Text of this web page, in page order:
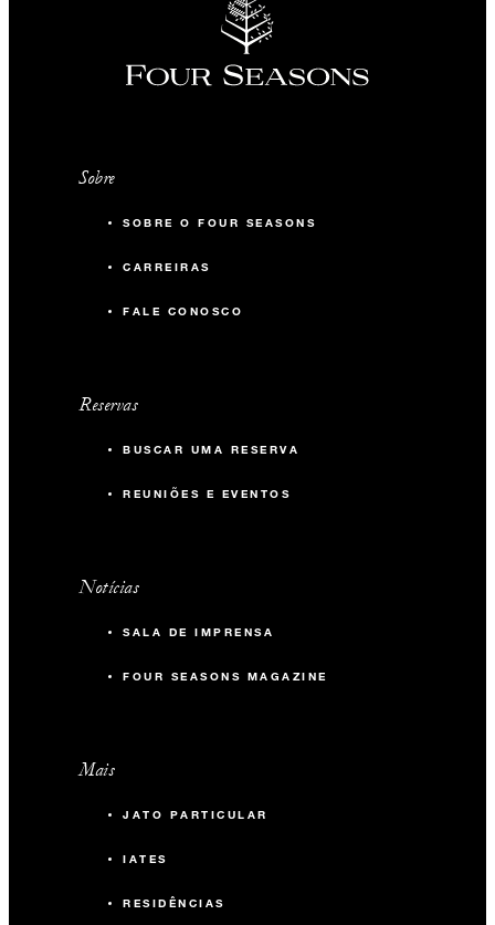
Sobre
SOBRE O FOUR SEASONS
CARREIRAS
FALE CONOSCO
Reservas
BUSCAR UMA RESERVA
REUNIÕES E EVENTOS
Notícias
SALA DE IMPRENSA
FOUR SEASONS MAGAZINE
Mais
JATO PARTICULAR
IATES
RESIDÊNCIAS